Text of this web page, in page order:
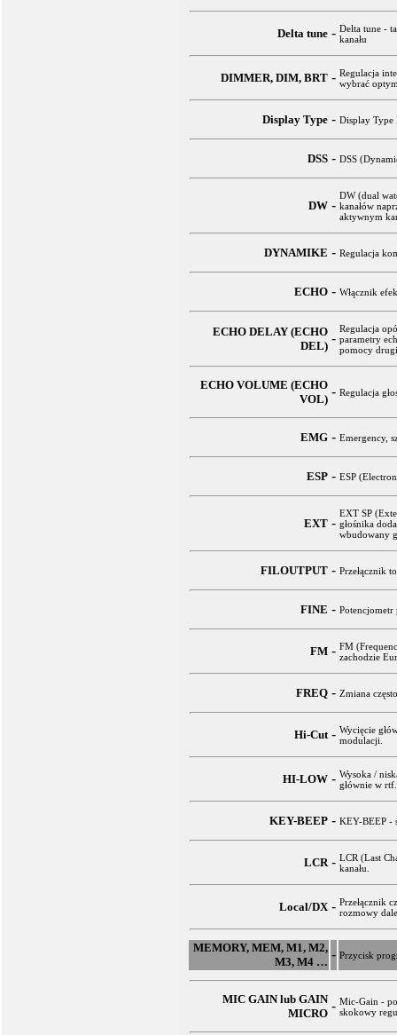
Delta tune - Delta tune -
kanału
DIMMER, DIM, BRT - Regulacja
wybrać
Display Type - Display Type
DSS - DSS
DW -
DW (dual
kanałów
aktywnym
DYNAMIKE - Regulacja
ECHO - Włącznik
ECHO DELAY (ECHO
DEL) -
Regulacja
parametry
pomocy
ECHO VOLUME (ECHO
VOL) - Regulacja
EMG - Emergency,
ESP - ESP
EXT -
EXT SP
głośnika
wbudowany
FILOUTPUT - Przełącznik
FINE -
FM - FM
zachodzie
FREQ - Zmiana
Hi-Cut - Wycięcie
modulacji.
HI-LOW - Wysoka /
głównie w
KEY-BEEP - KEY-BEEP -
LCR - LCR (Last
kanału.
Local/DX - Przełącznik
rozmowy
MEMORY, MEM, M1, M2,
M3, M4 … - Przycisk
MIC GAIN lub GAIN
MICRO - Mic-Gain -
skokowy